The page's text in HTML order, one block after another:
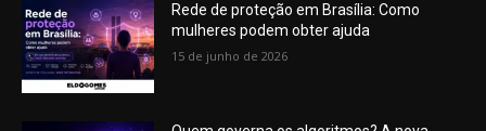
Rede de proteção em Brasília: Como
mulheres podem obter ajuda
15 de junho de 2026